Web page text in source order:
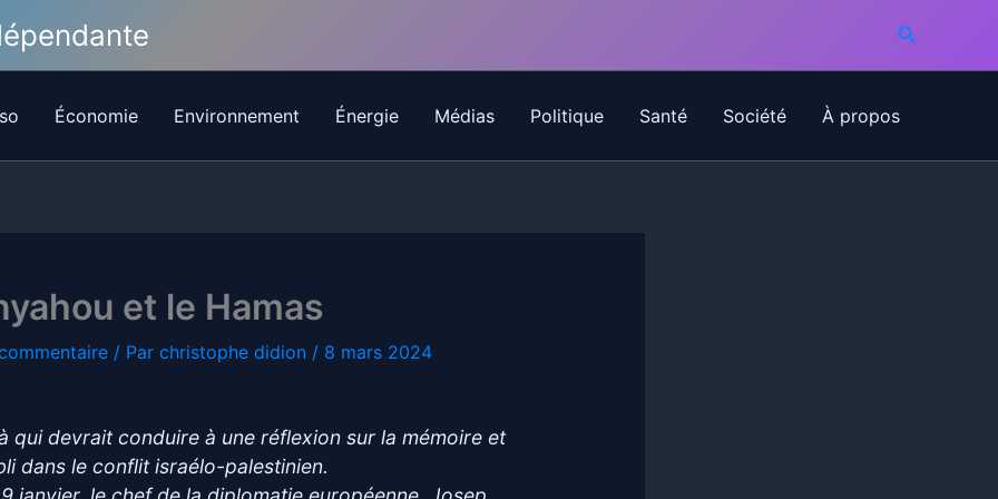
Économie Environnement Énergie Médias Politique Santé Société À propos
et le Hamas
/ Par christophe didion / 8 mars 2024
qui devrait conduire à une réflexion sur la mémoire et
dans le conflit israélo-palestinien.